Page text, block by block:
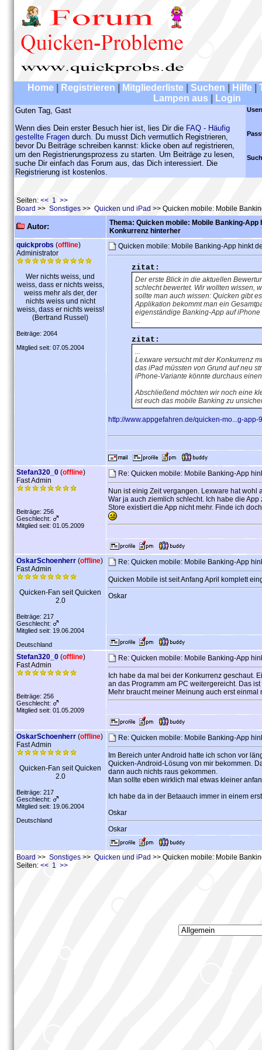
Home Registrieren Mitgliederliste Suchen Hilfe
Lampen aus
Login
Guten Tag, Gast
Wenn dies Dein erster Besuch hier ist, lies Dir die FAQ - Häufig
gestellte Fragen durch. Du musst Dich vermutlich Registrieren,
bevor Du Beiträge schreiben kannst: klicke oben auf registrieren,
um den Registrierungsprozess zu starten. Um Beiträge zu lesen,
suche Dir einfach das Forum aus, das Dich interessiert. Die
Registrierung ist kostenlos.
Seiten: << 1 >>
Board >> Sonstiges >> Quicken und iPad >> Quicken mobile: Mobile
Autor:
Thema: Quicken mobile: Mobile Banking-App
Konkurrenz hinterher
quickprobs (offline)
Administrator
Wer nichts weiss, und
weiss, dass er nichts weiss,
weiss mehr als der, der
nichts weiss und nicht
weiss, dass er nichts weiss!
(Bertrand Russel)
Beiträge: 2064
Mitglied seit: 07.05.2004
Quicken mobile: Mobile Banking-App hinkt
zitat:
Der erste Blick in die aktuellen
schlecht bewertet. Wir wollten wissen,
sollte man auch wissen: Quicken gibt
Applikation bekommt man ein
eigenständige Banking-App auf
...
zitat:
...
Lexware versucht mit der Konkurrenz
das iPad müssten von Grund auf neu
iPhone-Variante könnte durchaus
Abschließend möchten wir noch eine
ist euch das mobile Banking zu
http://www.appgefahren.de/quicken-mo...g-app-
Stefan320_0 (offline)
Fast Admin
Beiträge: 256
Geschlecht:
Mitglied seit: 01.05.2009
Re: Quicken mobile: Mobile Banking-App
Nun ist einig Zeit vergangen. Lexware hat
War ja auch ziemlich schlecht. Ich habe die
Store existiert die App nicht mehr. Finde ich
OskarSchoenherr (offline)
Fast Admin
Quicken-Fan seit Quicken
2.0
Beiträge: 217
Geschlecht:
Mitglied seit: 19.06.2004
Deutschland
Re: Quicken mobile: Mobile Banking-App
Quicken Mobile ist seit Anfang April komplett
Oskar
Stefan320_0 (offline)
Fast Admin
Beiträge: 256
Geschlecht:
Mitglied seit: 01.05.2009
Re: Quicken mobile: Mobile Banking-App
Ich habe da mal bei der Konkurrenz geschaut.
an das Programm am PC weitergereicht. Das
Mehr braucht meiner Meinung auch erst
OskarSchoenherr (offline)
Fast Admin
Quicken-Fan seit Quicken
2.0
Beiträge: 217
Geschlecht:
Mitglied seit: 19.06.2004
Deutschland
Re: Quicken mobile: Mobile Banking-App
Im Bereich unter Android hatte ich schon vor
Quicken-Android-Lösung von mir bekommen.
dann auch nichts raus gekommen.
Man sollte eben wirklich mal etwas kleiner
Ich habe da in der Betaauch immer in einem
Oskar
Oskar
Board >> Sonstiges >> Quicken und iPad >> Quicken mobile: Mobile
Seiten: << 1 >>